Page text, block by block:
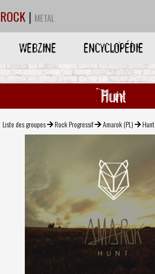
ROCK | METAL
WEBZINE ENCYCLOPÉDIE
Hunt
Liste des groupes Rock Progressif Amarok (PL) Hunt